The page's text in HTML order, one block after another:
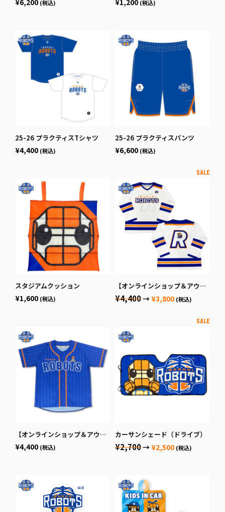
(税込) (税込)
25-26 プラクティスTシャツ
¥4,400 (税込)
25-26 プラクティスパンツ
¥6,600 (税込)
スタジアムクッション
¥1,600 (税込)
【オンラインショップ＆アウェー会場限定限定商品】ホッケーシャツ
¥4,400→¥3,800 (税込)
【オンラインショップ＆アウェー会場限定限定商品】ベースボールシャツ（ロボスケ）
¥4,400 (税込)
カーサンシェード（ドライブ）
¥2,700→¥2,500 (税込)